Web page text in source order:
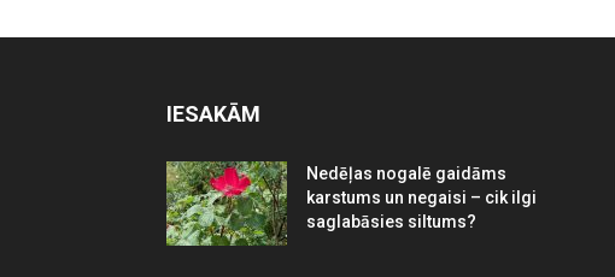
IESAKĀM
Nedēļas nogalē gaidāms
karstums un negaisi – cik ilgi
saglabāsies siltums?